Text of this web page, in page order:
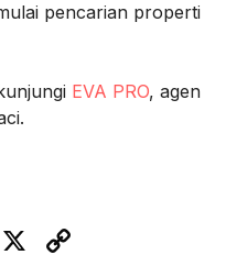
pencarian properti
EVA PRO, agen
X C